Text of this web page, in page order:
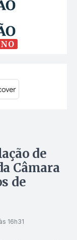
de
Câmara
de
16h31